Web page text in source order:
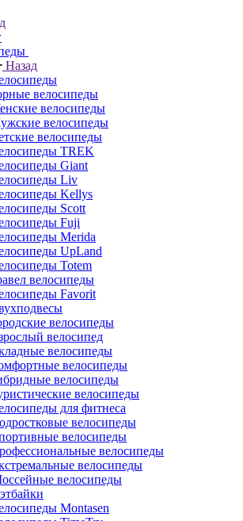
Назад
велосипеды
велосипеды
велосипеды
велосипеды
TREK
Giant
Liv
Kellys
Scott
Fuji
Merida
UpLand
Totem
велосипеды
Favorit
велосипеды
велосипед
велосипеды
велосипеды
велосипеды
велосипеды
для фитнеса
велосипеды
велосипеды
велосипеды
велосипеды
велосипеды
Montasen